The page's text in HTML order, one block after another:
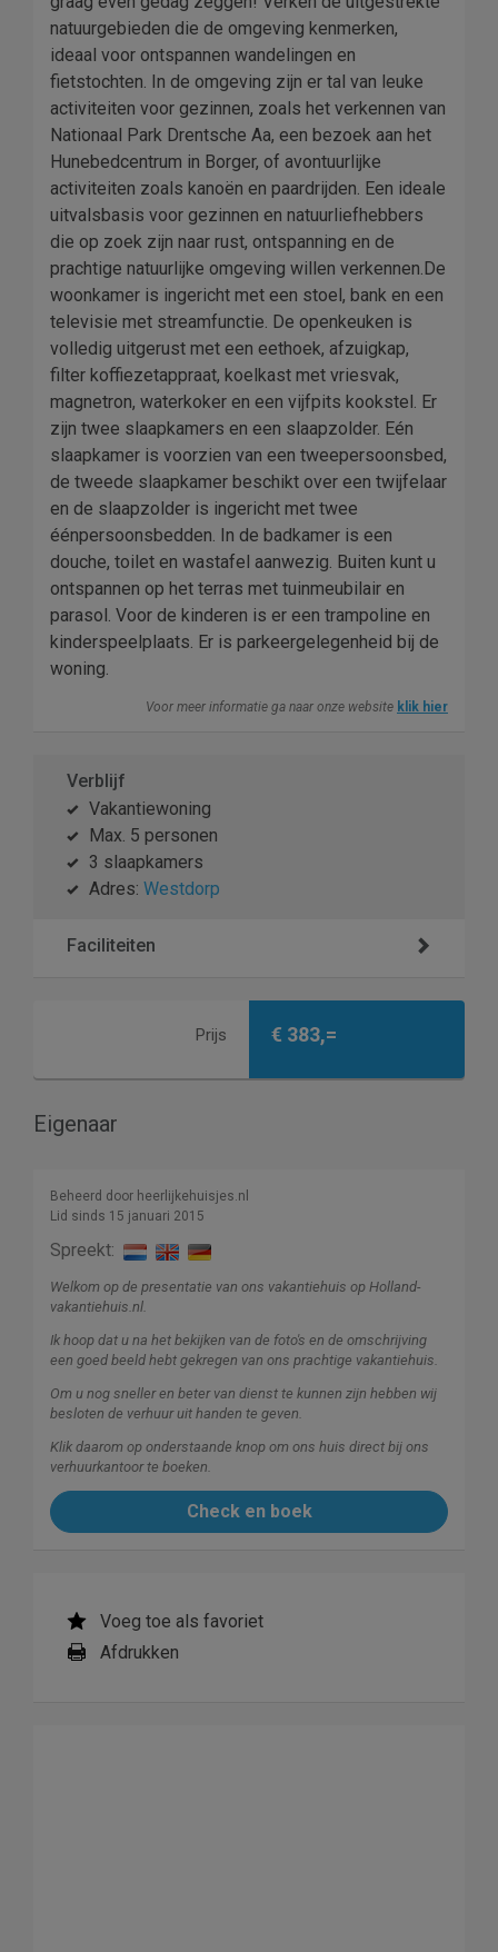
natuurgebieden die de omgeving kenmerken,
ideaal voor ontspannen wandelingen en
fietstochten. In de omgeving zijn er tal van leuke
activiteiten voor gezinnen, zoals het verkennen van
Nationaal Park Drentsche Aa, een bezoek aan het
Hunebedcentrum in Borger, of avontuurlijke
activiteiten zoals kanoën en paardrijden. Een ideale
uitvalsbasis voor gezinnen en natuurliefhebbers
die op zoek zijn naar rust, ontspanning en de
prachtige natuurlijke omgeving willen verkennen.De
woonkamer is ingericht met een stoel, bank en een
televisie met streamfunctie. De openkeuken is
volledig uitgerust met een eethoek, afzuigkap,
filter koffiezetappraat, koelkast met vriesvak,
magnetron, waterkoker en een vijfpits kookstel. Er
zijn twee slaapkamers en een slaapzolder. Eén
slaapkamer is voorzien van een tweepersoonsbed,
de tweede slaapkamer beschikt over een twijfelaar
en de slaapzolder is ingericht met twee
éénpersoonsbedden. In de badkamer is een
douche, toilet en wastafel aanwezig. Buiten kunt u
ontspannen op het terras met tuinmeubilair en
parasol. Voor de kinderen is er een trampoline en
kinderspeelplaats. Er is parkeergelegenheid bij de
woning.
Voor meer informatie ga naar onze website klik hier
Verblijf
Vakantiewoning
Max. 5 personen
3 slaapkamers
Adres: Westdorp
Faciliteiten
Prijs € 383,=
Eigenaar
Beheerd door heerlijkehuisjes.nl
Lid sinds 15 januari 2015
Spreekt:
Welkom op de presentatie van ons vakantiehuis op Holland-
vakantiehuis.nl.
Ik hoop dat u na het bekijken van de foto's en de omschrijving
een goed beeld hebt gekregen van ons prachtige vakantiehuis.
Om u nog sneller en beter van dienst te kunnen zijn hebben wij
besloten de verhuur uit handen te geven.
Klik daarom op onderstaande knop om ons huis direct bij ons
verhuurkantoor te boeken.
Check en boek
Voeg toe als favoriet
Afdrukken